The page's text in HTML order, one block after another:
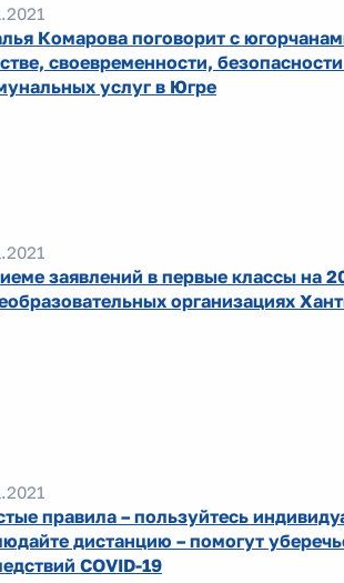
Комарова поговорит с
своевременности,
услуг в Югре
заявлений в первые классы на
организациях
правила – пользуйтесь
дистанцию – помогут
COVID-19